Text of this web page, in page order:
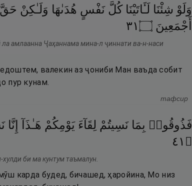
وَلَوْ شِئْنَا لَـَٔاتَيْنَا كُلَّ نَفْسٍ هُدَىٰهَا وَلَـٰكِنْ حَقَّ
أَجْمَعِينَ ۝١٣
амлаанна Ҷаҳаннама мина-л ҷиннати ва-н-наси
валекин аз ҷониби Ман ваъда собит
пур кунам.
тафсир
فَذُوقُوا۟ بِمَا نَسِيتُمْ لِقَآءَ يَوْمِكُمْ هَـٰذَآ إِنَّا
۝ ١٤
би ма кунтум таъмалун.
карда будед, бичашед, ҳаройина, Мо низ